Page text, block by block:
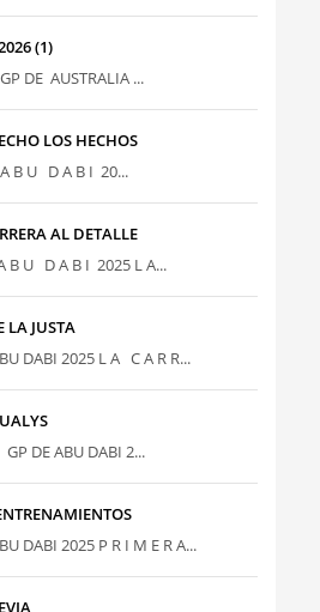
(1)
AUSTRALIA ...
LOS HECHOS
B U D A B I 20...
AL DETALLE
B U D A B I 2025 L A...
LA JUSTA
DABI 2025 L A C A R R...
DE ABU DABI 2...
DABI 2025 P R I M E R A...